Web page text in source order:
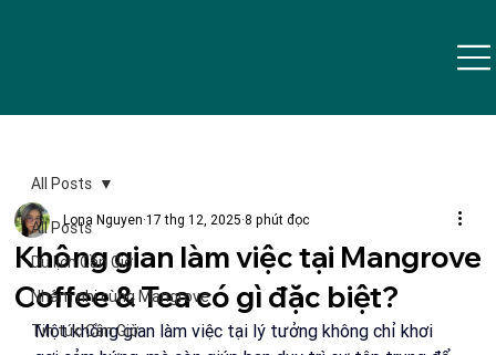
All Posts
Du lịch Cần Giờ
Nhâm nhi cùng Mangrove
Tin tức Cần Giờ
All Posts
Không gian làm việc tại Mangrove
Coffee & Tea có gì đặc biệt?
Lona Nguyen 17 thg 12, 2025 8 phút đọc
Một không gian làm việc tại lý tưởng không chỉ khơi